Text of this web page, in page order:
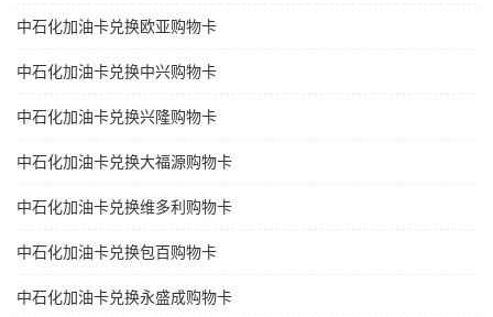
中石化加油卡兑换欧亚购物卡
中石化加油卡兑换中兴购物卡
中石化加油卡兑换兴隆购物卡
中石化加油卡兑换大福源购物卡
中石化加油卡兑换维多利购物卡
中石化加油卡兑换包百购物卡
中石化加油卡兑换永盛成购物卡